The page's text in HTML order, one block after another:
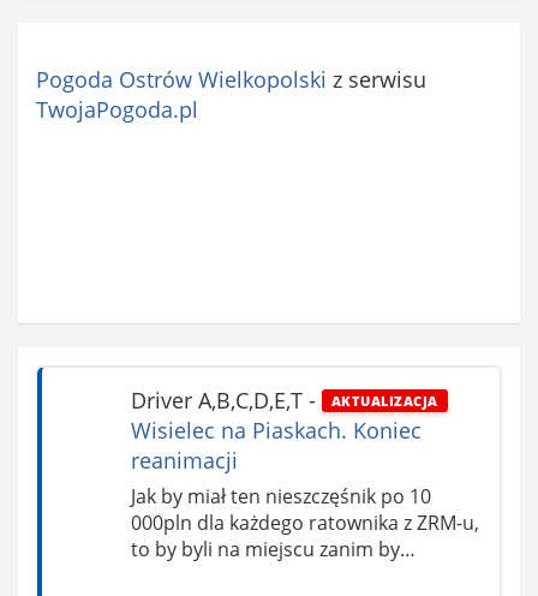
Pogoda Ostrów Wielkopolski z serwisu
TwojaPogoda.pl
Driver A,B,C,D,E,T- AKTUALIZACJA
Wisielec na Piaskach. Koniec
reanimacji
Jak by miał ten nieszczęśnik po 10
000pln dla każdego ratownika z ZRM-u,
to by byli na miejscu zanim by…